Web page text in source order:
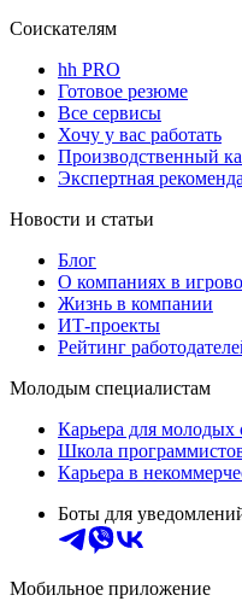
Соискателям
hh PRO
Готовое резюме
Все сервисы
Хочу у вас работать
Производственный
Экспертная
Новости и статьи
Блог
О компаниях в
Жизнь в компании
ИТ-проекты
Рейтинг
Молодым специалистам
Карьера для молодых
Школа
Карьера в
Боты для
Мобильное приложение